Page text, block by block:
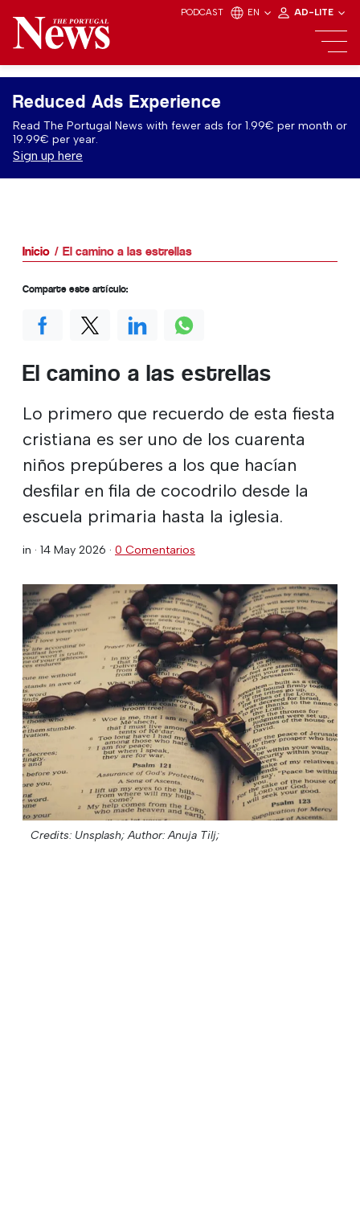
PODCAST EN AD-LITE
Reduced Ads Experience
Read The Portugal News with fewer ads for 1.99€ per month or
19.99€ per year.
Sign up here
Inicio El camino a las estrellas
El camino a las estrellas
Lo primero que recuerdo de esta fiesta
cristiana es ser uno de los cuarenta
niños prepúberes a los que hacían
desfilar en fila de cocodrilo desde la
escuela primaria hasta la iglesia.
in · 14 May 2026 · 0 Comentarios
Credits: Unsplash; Author: Anuja Tilj;
Comparte este artículo: